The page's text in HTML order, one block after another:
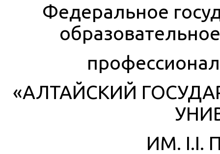
Федеральное
«АЛТАЙСКИЙ
ИМ. I.I.